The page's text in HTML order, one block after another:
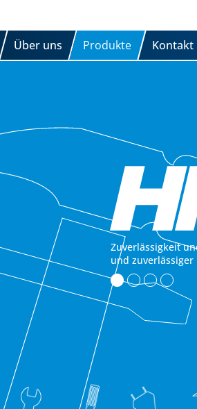
Über uns Produkte Kontakt
Zuverlässigkeit
und